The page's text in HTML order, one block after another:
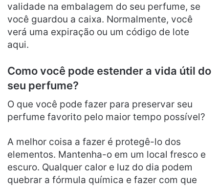
validade na embalagem do seu perfume, se
você guardou a caixa. Normalmente, você
verá uma expiração ou um código de lote
aqui.
Como você pode estender a vida útil do
seu perfume?
O que você pode fazer para preservar seu
perfume favorito pelo maior tempo possível?
A melhor coisa a fazer é protegê-lo dos
elementos. Mantenha-o em um local fresco e
escuro. Qualquer calor e luz do dia podem
quebrar a fórmula química e fazer com que